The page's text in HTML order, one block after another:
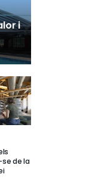
i
de la